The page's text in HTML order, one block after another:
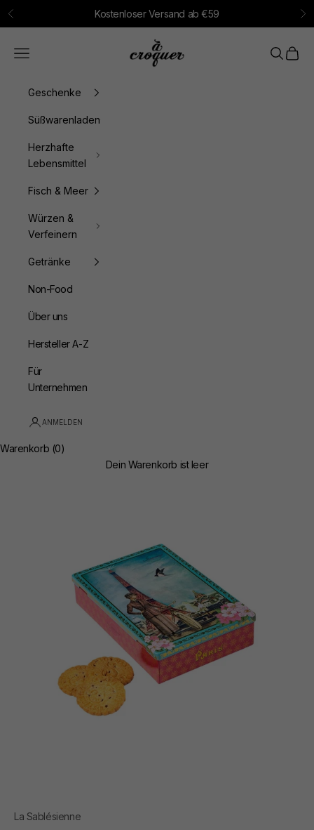
Zum Inhalt springen
Zurück Kostenloser Versand ab €59
à croquer
Menü Suchen
Geschenke
Süßwarenladen
Herzhafte
Lebensmittel
Fisch & Meer
Würzen &
Verfeinern
Getränke
Non-Food
Über uns
Hersteller A-Z
Für
Unternehmen
ANMELDEN
Warenkorb (0)
Dein Warenkorb ist leer
La Sablésienne